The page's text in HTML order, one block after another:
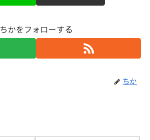
ちかをフォローする
ちか